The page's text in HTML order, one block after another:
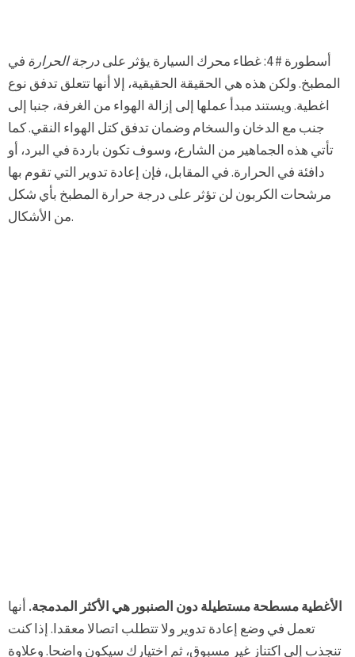
أسطورة # 4: غطاء محرك السيارة يؤثر على درجة الحرارة في
المطبخ. ولكن هذه هي الحقيقة الحقيقية، إلا أنها تتعلق تدفق نوع
اغطية. ويستند مبدأ عملها إلى إزالة الهواء من الغرفة، جنبا إلى
جنب مع الدخان والسخام وضمان تدفق كتل الهواء النقي. كما
تأتي هذه الجماهير من الشارع، وسوف تكون باردة في البرد، أو
دافئة في الحرارة. في المقابل، فإن إعادة تدوير التي تقوم بها
مرشحات الكربون لن تؤثر على درجة حرارة المطبخ بأي شكل
من الأشكال.
الأغطية مسطحة مستطيلة دون الصنبور هي الأكثر المدمجة. أنها
تعمل في وضع إعادة تدوير ولا تتطلب اتصالا معقدا. إذا كنت
تنجذب إلى اكتناز غير مسبوق، ثم اختيارك سيكون واضحا. وعلاوة